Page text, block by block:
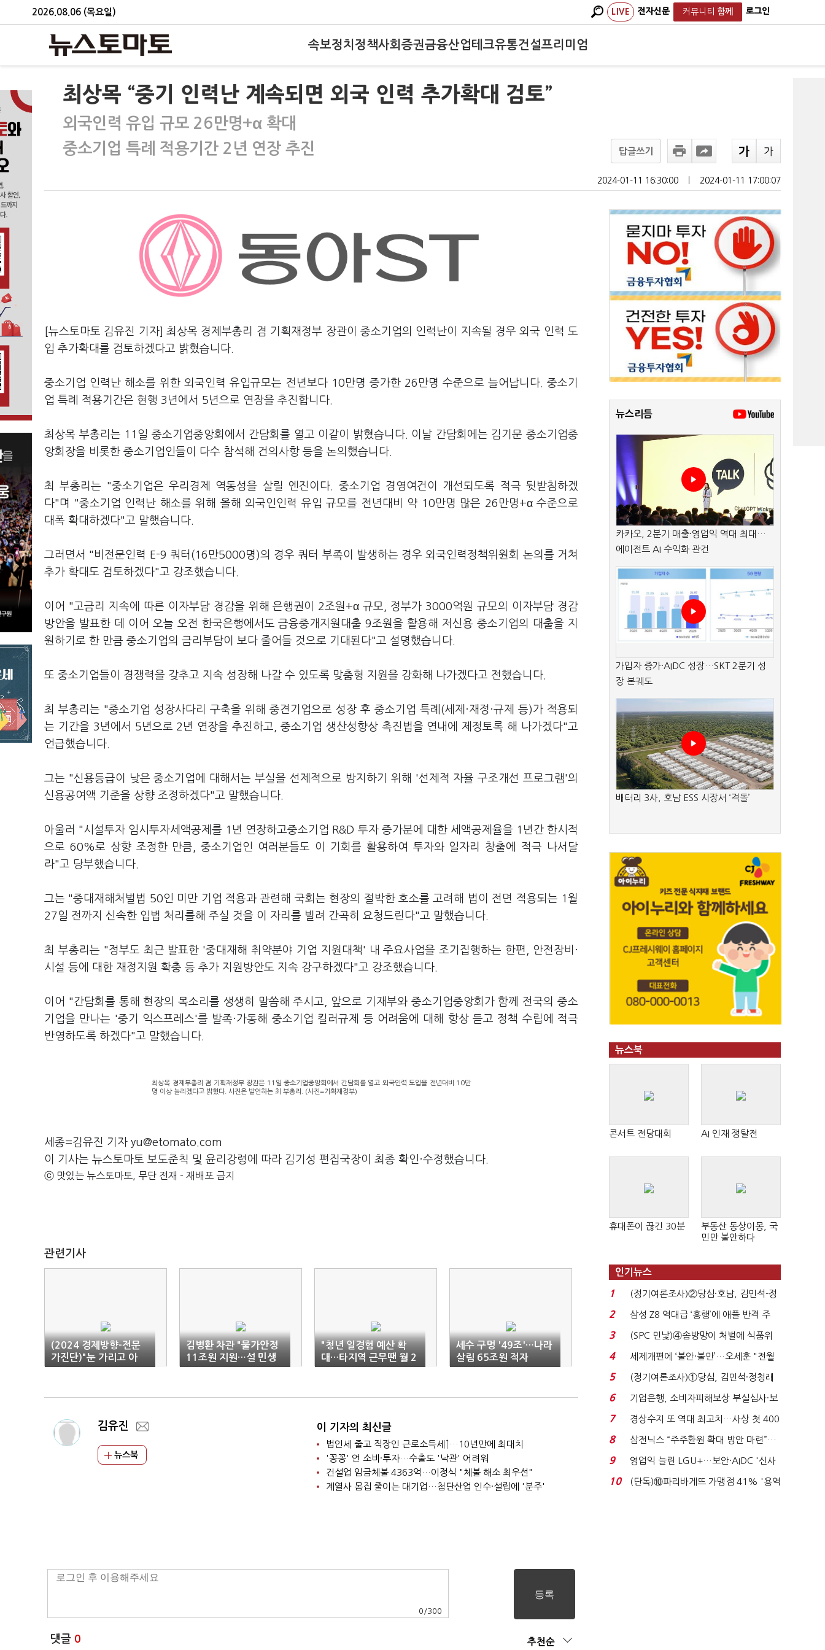
2026.08.06 (목요일) LIVE 전자신문 커뮤니티 함께 로그인
속보정치 정책사회 증권금융산업테크유통건설프리미엄
최상목 “중기 인력난 계속되면 외국 인력 추가확대 검토”
외국인력 유입 규모 26만명+α 확대
중소기업 특례 적용기간 2년 연장 추진
답글쓰기
2024-01-11 16:30:00 2024-01-11 17:00:07
[뉴스토마토 김유진 기자] 최상목 경제부총리 겸 기획재정부 장관이 중소기업의 인력난이 지속될 경우 외국 인력 도
입 추가확대를 검토하겠다고 밝혔습니다.
중소기업 인력난 해소를 위한 외국인력 유입규모는 전년보다 10만명 증가한 26만명 수준으로 늘어납니다. 중소기
업 특례 적용기간은 현행 3년에서 5년으로 연장을 추진합니다.
최상목 부총리는 11일 중소기업중앙회에서 간담회를 열고 이같이 밝혔습니다. 이날 간담회에는 김기문 중소기업중
앙회장을 비롯한 중소기업인들이 다수 참석해 건의사항 등을 논의했습니다.
최 부총리는 "중소기업은 우리경제 역동성을 살릴 엔진이다. 중소기업 경영여건이 개선되도록 적극 뒷받침하겠
다"며 "중소기업 인력난 해소를 위해 올해 외국인인력 유입 규모를 전년대비 약 10만명 많은 26만명+α 수준으로
대폭 확대하겠다"고 말했습니다.
그러면서 "비전문인력 E-9 쿼터(16만5000명)의 경우 쿼터 부족이 발생하는 경우 외국인력정책위원회 논의를 거쳐
추가 확대도 검토하겠다"고 강조했습니다.
이어 "고금리 지속에 따른 이자부담 경감을 위해 은행권이 2조원+α 규모, 정부가 3000억원 규모의 이자부담 경감
방안을 발표한 데 이어 오늘 오전 한국은행에서도 금융중개지원대출 9조원을 활용해 저신용 중소기업의 대출을 지
원하기로 한 만큼 중소기업의 금리부담이 보다 줄어들 것으로 기대된다"고 설명했습니다.
또 중소기업들이 경쟁력을 갖추고 지속 성장해 나갈 수 있도록 맞춤형 지원을 강화해 나가겠다고 전했습니다.
최 부총리는 "중소기업 성장사다리 구축을 위해 중견기업으로 성장 후 중소기업 특례(세제·재정·규제 등)가 적용되
는 기간을 3년에서 5년으로 2년 연장을 추진하고, 중소기업 생산성향상 촉진법을 연내에 제정토록 해 나가겠다"고
언급했습니다.
그는 "신용등급이 낮은 중소기업에 대해서는 부실을 선제적으로 방지하기 위해 '선제적 자율 구조개선 프로그램'의
신용공여액 기준을 상향 조정하겠다"고 말했습니다.
아울러 "시설투자 임시투자세액공제를 1년 연장하고중소기업 R&D 투자 증가분에 대한 세액공제율을 1년간 한시적
으로 60%로 상향 조정한 만큼, 중소기업인 여러분들도 이 기회를 활용하여 투자와 일자리 창출에 적극 나서달
라"고 당부했습니다.
그는 "중대재해처벌법 50인 미만 기업 적용과 관련해 국회는 현장의 절박한 호소를 고려해 법이 전면 적용되는 1월
27일 전까지 신속한 입법 처리를해 주실 것을 이 자리를 빌려 간곡히 요청드린다"고 말했습니다.
최 부총리는 "정부도 최근 발표한 '중대재해 취약분야 기업 지원대책' 내 주요사업을 조기집행하는 한편, 안전장비·
시설 등에 대한 재정지원 확충 등 추가 지원방안도 지속 강구하겠다"고 강조했습니다.
이어 "간담회를 통해 현장의 목소리를 생생히 말씀해 주시고, 앞으로 기재부와 중소기업중앙회가 함께 전국의 중소
기업을 만나는 '중기 익스프레스'를 발족·가동해 중소기업 킬러규제 등 어려움에 대해 항상 듣고 정책 수립에 적극
반영하도록 하겠다"고 말했습니다.
최상목 경제부총리 겸 기획재정부 장관은 11일 중소기업중앙회에서 간담회를 열고 외국인력 도입을 전년대비 10만
명 이상 늘리겠다고 밝혔다. 사진은 발언하는 최 부총리. (사진=기획재정부)
세종=김유진 기자 yu@etomato.com
이 기사는 뉴스토마토 보도준칙 및 윤리강령에 따라 김기성 편집국장이 최종 확인·수정했습니다.
ⓒ 맛있는 뉴스토마토, 무단 전재 - 재배포 금지
관련기사
(2024 경제방향-전문
가진단)"눈 가리고 아
웅…먹거리 고민 부족"
김병환 차관 "물가안정
11조원 지원…설 민생
안정 이달 중 발표"
"청년 일경험 예산 확
대…타지역 근무땐 월 2
0만원 지원"
세수 구멍 '49조'…나라
살림 65조원 적자
김유진
뉴스북
이 기자의 최신글
법인세 줄고 직장인 근로소득세↑…10년만에 최대치
'꽁꽁' 언 소비·투자…수출도 '낙관' 어려워
건설업 임금체불 4363억…이정식 "체불 해소 최우선"
계열사 몸집 줄이는 대기업…첨단산업 인수·설립에 '분주'
0 /300
댓글 0 추천순
뉴스리듬
카카오, 2분기 매출·영업익 역대 최대…
에이전트 AI 수익화 관건
가입자 증가·AIDC 성장…SKT 2분기 성
장 본궤도
배터리 3사, 호남 ESS 시장서 ‘격돌’
뉴스북
콘서트 전당대회 AI 인재 쟁탈전
휴대폰이 끊긴 30분
부동산 동상이몽, 국
민만 불안하다
인기뉴스
1
(정기여론조사)②당심·호남, 김민석-정
청래 '초접전'...
2
삼성 Z8 역대급 ‘흥행’에 애플 반격 주
목…9월 ‘폴...
3
(SPC 민낯)④솜방망이 처벌에 식품위
생법 위반 반복...
4
세제개편에 ‘불안·불만’…오세훈 "전월
세 구하기 더 ...
5
(정기여론조사)①당심, 김민석·정청래
'초접전'…대통령 ...
6
기업은행, 소비자피해보상 부실심사·보
이스피싱 공시 ...
7
경상수지 또 역대 최고치…사상 첫 400
억달러에 '3% 성...
8
삼전닉스 “주주환원 확대 방안 마련”…
로이터에 성명...
9
영업익 늘린 LGU+…보안·AIDC '신사
업 드라이브'...
10
(단독)⑩파리바게뜨 가맹점 41% '용역